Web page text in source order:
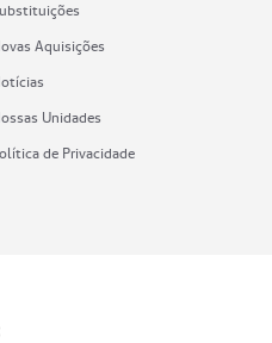
Aquisições
Unidades
de Privacidade